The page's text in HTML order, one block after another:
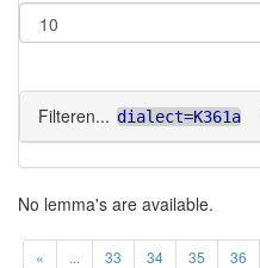
Filteren... dialect=K361a
No lemma's are available.
« ... 33 34 35 36